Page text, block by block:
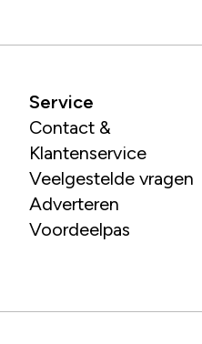
Service
Contact &
Klantenservice
Veelgestelde vragen
Adverteren
Voordeelpas